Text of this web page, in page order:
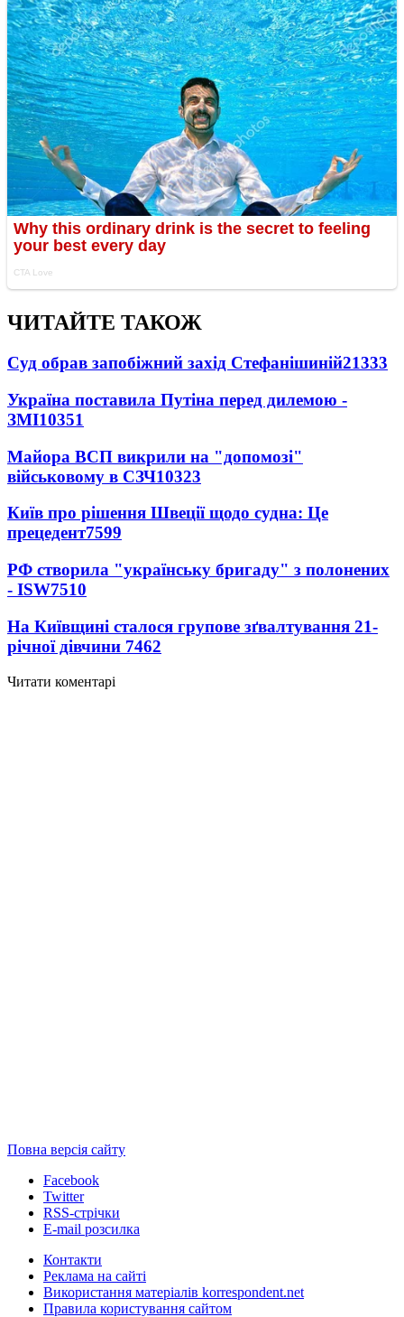
ЧИТАЙТЕ ТАКОЖ
Суд обрав запобіжний захід Стефанішиній21333
Україна поставила Путіна перед дилемою -
ЗМІ10351
Майора ВСП викрили на "допомозі"
військовому в СЗЧ10323
Київ про рішення Швеції щодо судна: Це
прецедент7599
РФ створила "українську бригаду" з полонених
- ISW7510
На Київщині сталося групове зґвалтування 21-
річної дівчини 7462
Читати коментарі
Повна версія сайту
Facebook
Twitter
RSS-стрічки
E-mail розсилка
Контакти
Реклама на сайті
Використання матеріалів korrespondent.net
Правила користування сайтом